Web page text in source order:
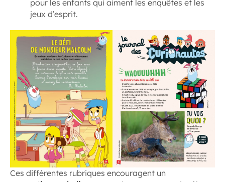
pour les enfants qui aiment les enquêtes et les
jeux d’esprit.
Ces différentes rubriques encouragent un